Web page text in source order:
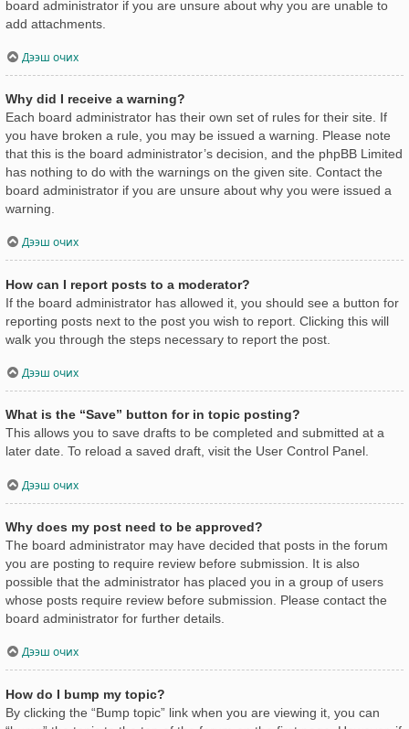
board administrator if you are unsure about why you are unable to
add attachments.
Дээш очих
Why did I receive a warning?
Each board administrator has their own set of rules for their site. If
you have broken a rule, you may be issued a warning. Please note
that this is the board administrator’s decision, and the phpBB Limited
has nothing to do with the warnings on the given site. Contact the
board administrator if you are unsure about why you were issued a
warning.
Дээш очих
How can I report posts to a moderator?
If the board administrator has allowed it, you should see a button for
reporting posts next to the post you wish to report. Clicking this will
walk you through the steps necessary to report the post.
Дээш очих
What is the “Save” button for in topic posting?
This allows you to save drafts to be completed and submitted at a
later date. To reload a saved draft, visit the User Control Panel.
Дээш очих
Why does my post need to be approved?
The board administrator may have decided that posts in the forum
you are posting to require review before submission. It is also
possible that the administrator has placed you in a group of users
whose posts require review before submission. Please contact the
board administrator for further details.
Дээш очих
How do I bump my topic?
By clicking the “Bump topic” link when you are viewing it, you can